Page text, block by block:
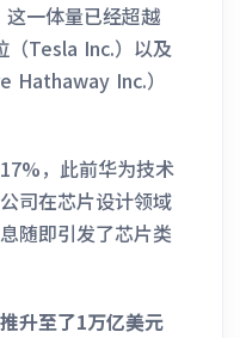
一体量已经超越
Tesla Inc.）以及
Hathaway Inc.）
，此前华为技术
司在芯片设计领域
随即引发了芯片类
升至了1万亿美元